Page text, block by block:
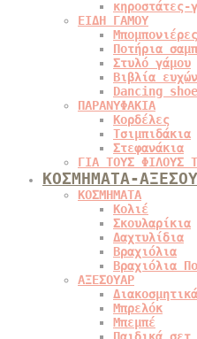
κηροστάτες-
ΕΙΔΗ ΓΑΜΟΥ
Ποτήρια
Στυλό γάμου
Βιβλία
Dancing
ΠΑΡΑΝΥΦΑΚΙΑ
Κορδέλες
Τσιμπιδάκια
Στεφανάκια
ΓΙΑ ΤΟΥΣ ΦΙΛΟΥΣ
ΚΟΣΜΗΜΑΤΑ-
ΚΟΣΜΗΜΑΤΑ
Κολιέ
Σκουλαρίκια
Δαχτυλίδια
Βραχιόλια
Βραχιόλια
ΑΞΕΣΟΥΑΡ
Μπρελόκ
Μπεμπέ